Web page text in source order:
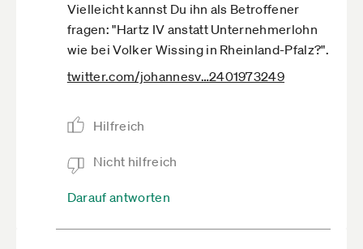
Vielleicht kannst Du ihn als Betroffener
fragen: "Hartz IV anstatt Unternehmerlohn
wie bei Volker Wissing in Rheinland-Pfalz?".
twitter.com­/johannesv­…2401973249
Hilfreich
Nicht hilfreich
Darauf antworten